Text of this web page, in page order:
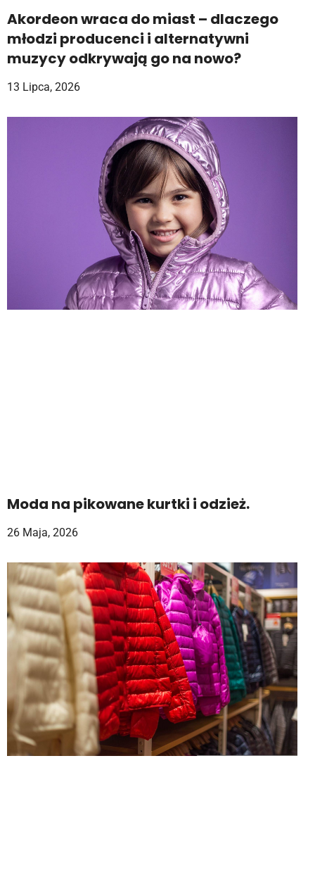
Akordeon wraca do miast – dlaczego
młodzi producenci i alternatywni
muzycy odkrywają go na nowo?
13 Lipca, 2026
Moda na pikowane kurtki i odzież.
26 Maja, 2026